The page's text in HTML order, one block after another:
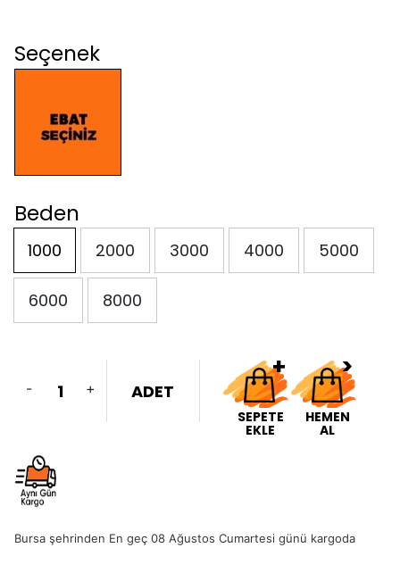
Seçenek
Beden
1000 2000 3000 4000 5000
6000 8000
- + ADET
SEPETE
EKLE
HEMEN
AL
Bursa şehrinden En geç 08 Ağustos Cumartesi günü kargoda